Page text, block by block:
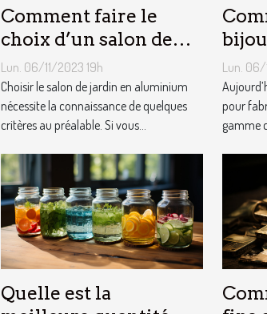
Comment faire le
choix d’un salon de
jardin en aluminium ?
Lun. 06/11/2023 19h
Choisir le salon de jardin en aluminium
nécessite la connaissance de quelques
critères au préalable. Si vous...
Lun. 06/
pour
gamme
Quelle est la